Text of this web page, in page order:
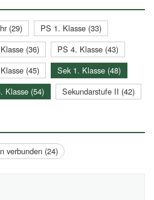
(29)
PS 1. Klasse (33)
(36)
PS 4. Klasse (43)
(45)
Sek 1. Klasse (48)
Klasse (54) Sekundarstufe II (42)
verbunden (24)